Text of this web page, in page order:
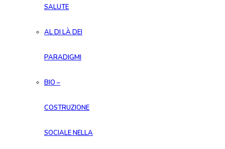
SALUTE
AL DI LÀ DEI
PARADIGMI
BIO –
COSTRUZIONE
SOCIALE NELLA